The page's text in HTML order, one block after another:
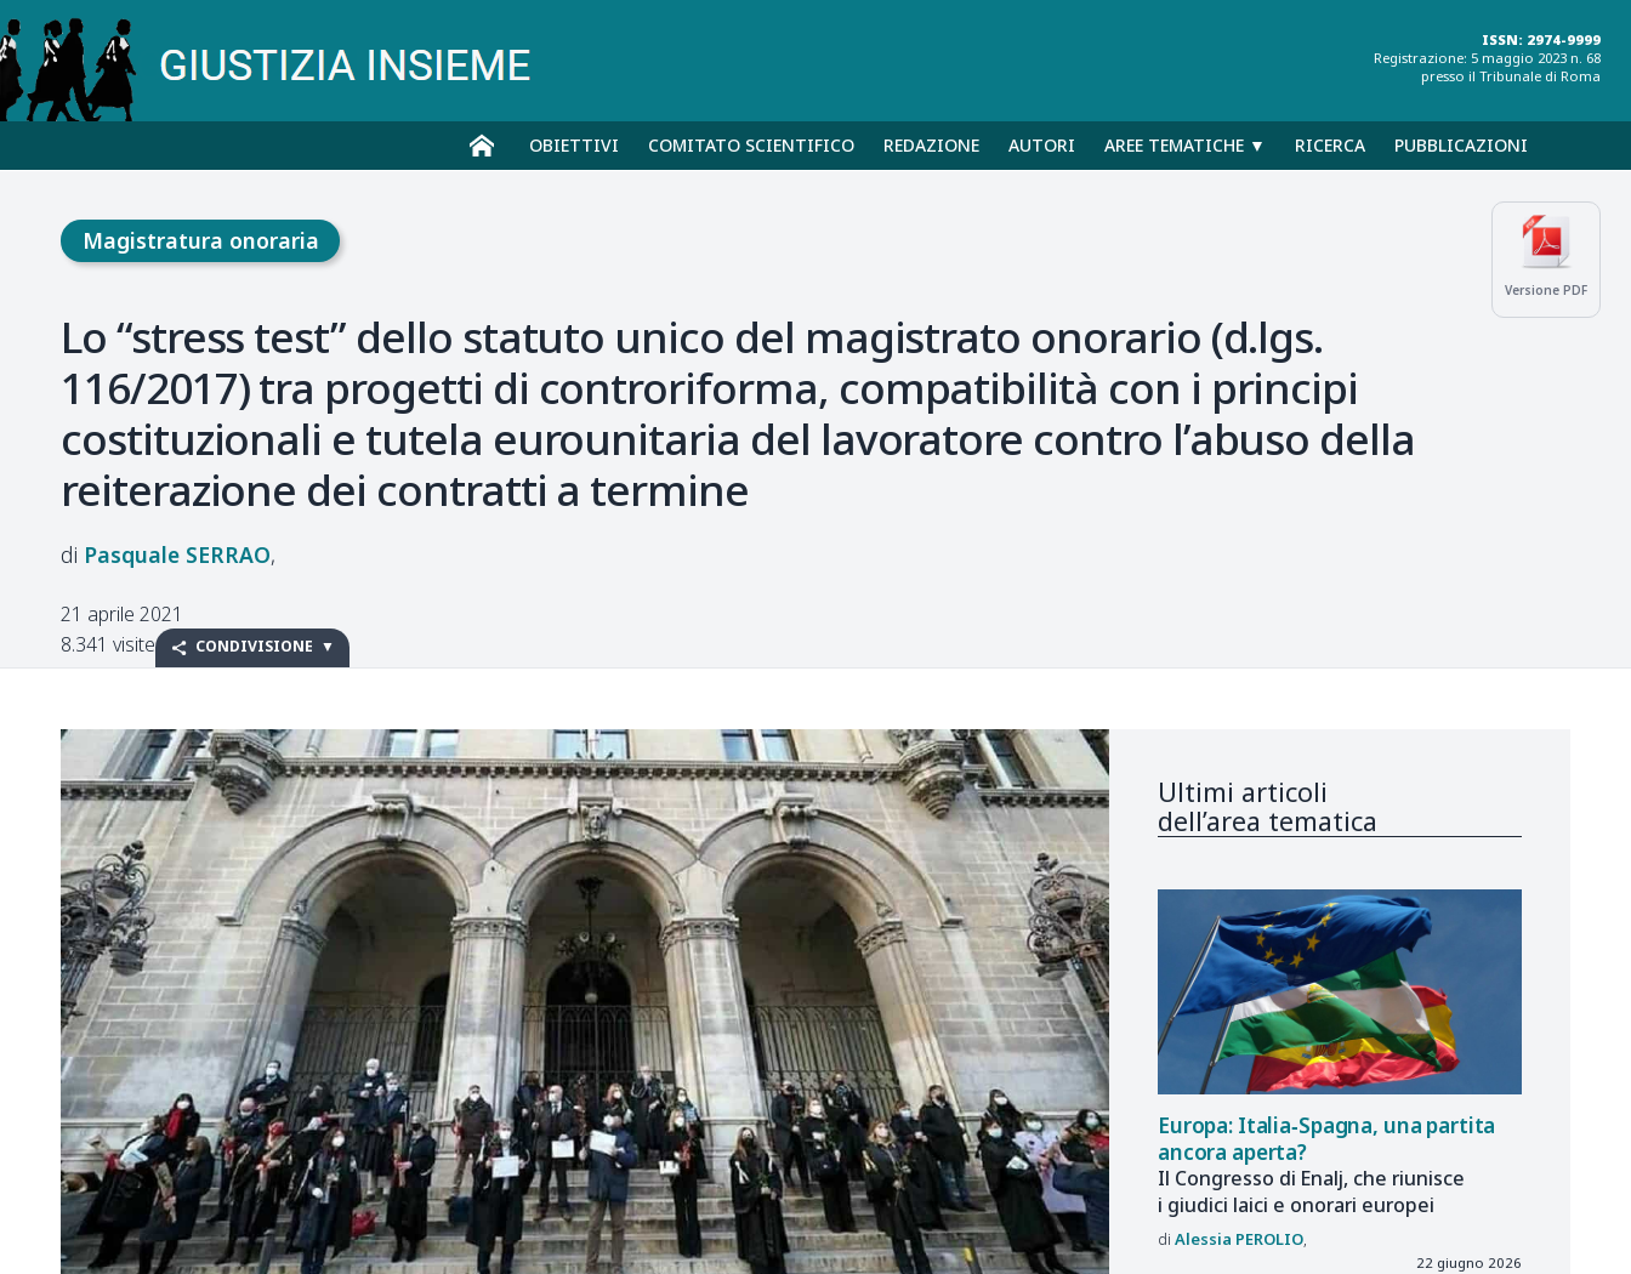
ISSN: 2974-9999
Registrazione: 5 maggio 2023 n. 68
presso il Tribunale di Roma
OBIETTIVI COMITATO SCIENTIFICO REDAZIONE AUTORI AREE TEMATICHE ▼ RICERCA PUBBLICAZIONI
Versione PDF
Magistratura onoraria
Lo “stress test” dello statuto unico del magistrato onorario (d.lgs.
116/2017) tra progetti di controriforma, compatibilità con i principi
costituzionali e tutela eurounitaria del lavoratore contro l’abuso della
reiterazione dei contratti a termine
Pasquale SERRAO
21 aprile 2021
8.341 visite
CONDIVISIONE
Ultimi articoli
dell’area tematica
Europa: Italia‑Spagna, una partita
ancora aperta?
Il Congresso di Enalj, che riunisce
i giudici laici e onorari europei
Alessia PEROLIO
22 giugno 2026